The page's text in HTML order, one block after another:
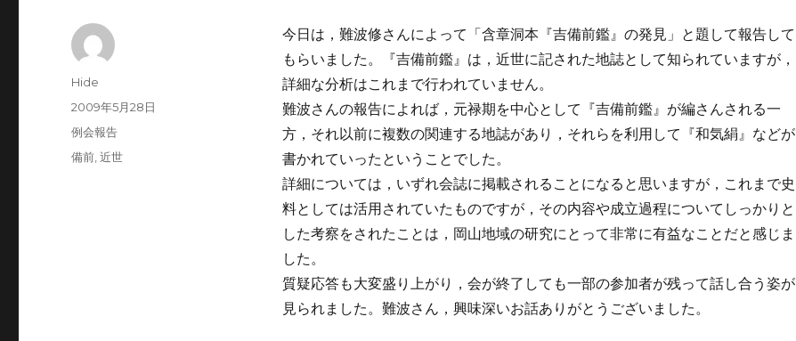
今日は，難波修さんによって「含章洞本『吉備前鑑』の発見」と題して報告して
もらいました。『吉備前鑑』は，近世に記された地誌として知られていますが，
詳細な分析はこれまで行われていません。
難波さんの報告によれば，元禄期を中心として『吉備前鑑』が編さんされる一
方，それ以前に複数の関連する地誌があり，それらを利用して『和気絹』などが
書かれていったということでした。
詳細については，いずれ会誌に掲載されることになると思いますが，これまで史
料としては活用されていたものですが，その内容や成立過程についてしっかりと
した考察をされたことは，岡山地域の研究にとって非常に有益なことだと感じま
した。
質疑応答も大変盛り上がり，会が終了しても一部の参加者が残って話し合う姿が
見られました。難波さん，興味深いお話ありがとうございました。
投
稿
Hide
投
稿
2009年5月28日
カ
テ
例会報告
タ
備前,近世